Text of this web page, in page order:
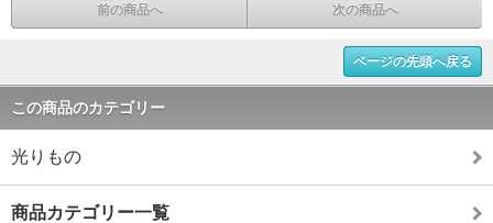
前の商品へ 次の商品へ
ページの先頭へ戻る
この商品のカテゴリー
光りもの
商品カテゴリー一覧